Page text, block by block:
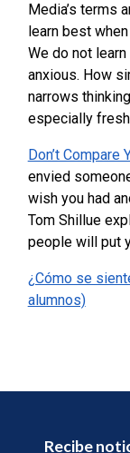
Media’s terms
learn best
We do not
anxious. How
narrows
especially
Don’t Compare
envied
wish you had
Tom Shillue
people will put
¿Cómo se
alumnos)
Recibe